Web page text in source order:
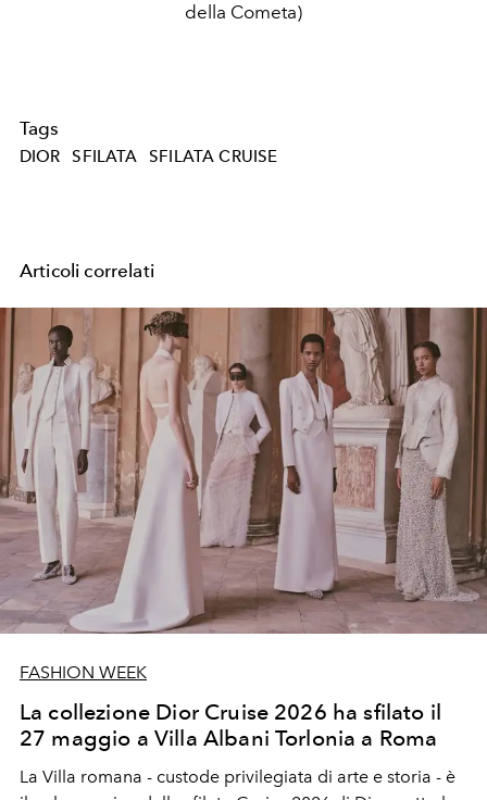
della Cometa)
Tags
DIOR SFILATA SFILATA CRUISE
Articoli correlati
FASHION WEEK
La collezione Dior Cruise 2026 ha sfilato il
27 maggio a Villa Albani Torlonia a Roma
La Villa romana - custode privilegiata di arte e storia - è